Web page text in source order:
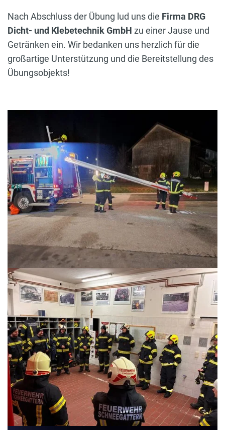
Nach Abschluss der Übung lud uns die Firma DRG
Dicht- und Klebetechnik GmbH zu einer Jause und
Getränken ein. Wir bedanken uns herzlich für die
großartige Unterstützung und die Bereitstellung des
Übungsobjekts!